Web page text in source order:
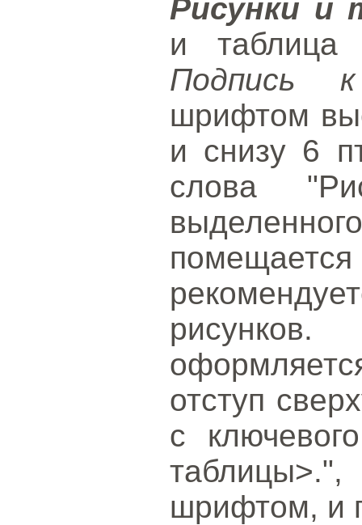
Рисунки и
и таблица
Подпись
шрифтом
и снизу 6
слова
отступ
с
таблицы>.",
шрифтом, и